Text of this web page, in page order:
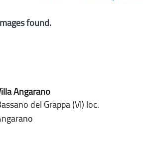
found.
Angarano
del Grappa (VI) loc.